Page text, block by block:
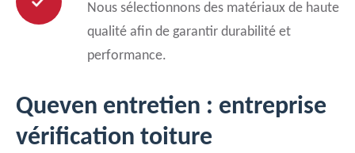
Nous sélectionnons des matériaux de haute
qualité afin de garantir durabilité et
performance.
Queven entretien : entreprise
vérification toiture